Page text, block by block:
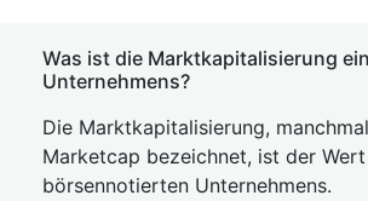
Was ist die Marktkapitalisierung
Unternehmens?
Die Marktkapitalisierung,
Marketcap bezeichnet, ist der
börsennotierten Unternehmens.